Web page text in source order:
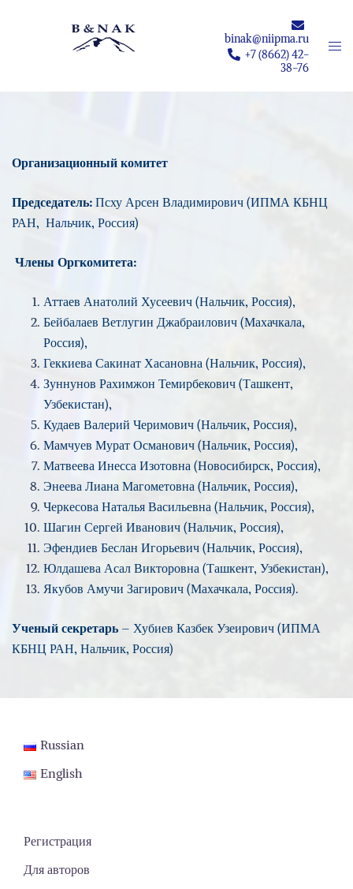
содержимому
binak@niipma.ru
+7 (8662) 42-
38-76
Организационный комитет
Председатель: Псху Арсен Владимирович (ИПМА КБНЦ
РАН, Нальчик, Россия)
Члены Оргкомитета:
Аттаев Анатолий Хусеевич (Нальчик, Россия),
Бейбалаев Ветлугин Джабраилович (Махачкала,
Россия),
Геккиева Сакинат Хасановна (Нальчик, Россия),
Зуннунов Рахимжон Темирбекович (Ташкент,
Узбекистан),
Кудаев Валерий Черимович (Нальчик, Россия),
Мамчуев Мурат Османович (Нальчик, Россия),
Матвеева Инесса Изотовна (Новосибирск, Россия),
Энеева Лиана Магометовна (Нальчик, Россия),
Черкесова Наталья Васильевна (Нальчик, Россия),
Шагин Сергей Иванович (Нальчик, Россия),
Эфендиев Беслан Игорьевич (Нальчик, Россия),
Юлдашева Асал Викторовна (Ташкент, Узбекистан),
Якубов Амучи Загирович (Махачкала, Россия).
Ученый секретарь – Хубиев Казбек Узеирович (ИПМА
КБНЦ РАН, Нальчик, Россия)
Russian
English
Регистрация
Для авторов